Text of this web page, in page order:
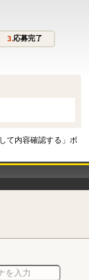
応募完了
て内容確認する」ボ